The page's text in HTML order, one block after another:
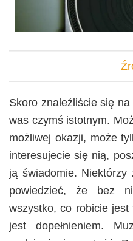
Skoro znaleźliście się
was czymś istotnym.
możliwej okazji, może
interesujecie się nią,
ją świadomie. Niektórzy
powiedzieć, że bez
wszystko, co robicie jest
jest dopełnieniem.